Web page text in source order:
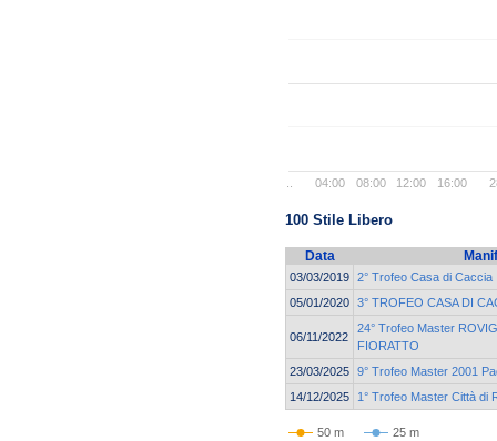
04:00 08:00 12:00 16:00
100 Stile Libero
Data
03/03/2019 2° Trofeo Casa di Caccia
05/01/2020 3° TROFEO CASA DI
06/11/2022
24° Trofeo Master
FIORATTO
23/03/2025 9° Trofeo Master 2001
14/12/2025
1° Trofeo Master Città di
50 m 25 m